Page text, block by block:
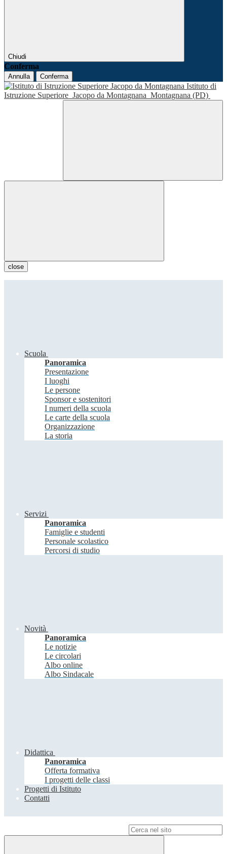
Chiudi
Conferma
Annulla Conferma
Istituto di
Istruzione Superiore Jacopo da Montagnana Montagnana (PD)
close
Scuola
Panoramica
Presentazione
I luoghi
Le persone
Sponsor e sostenitori
I numeri della scuola
Le carte della scuola
Organizzazione
La storia
Servizi
Panoramica
Famiglie e studenti
Personale scolastico
Percorsi di studio
Novità
Panoramica
Le notizie
Le circolari
Albo online
Albo Sindacale
Didattica
Panoramica
Offerta formativa
I progetti delle classi
Progetti di Istituto
Contatti